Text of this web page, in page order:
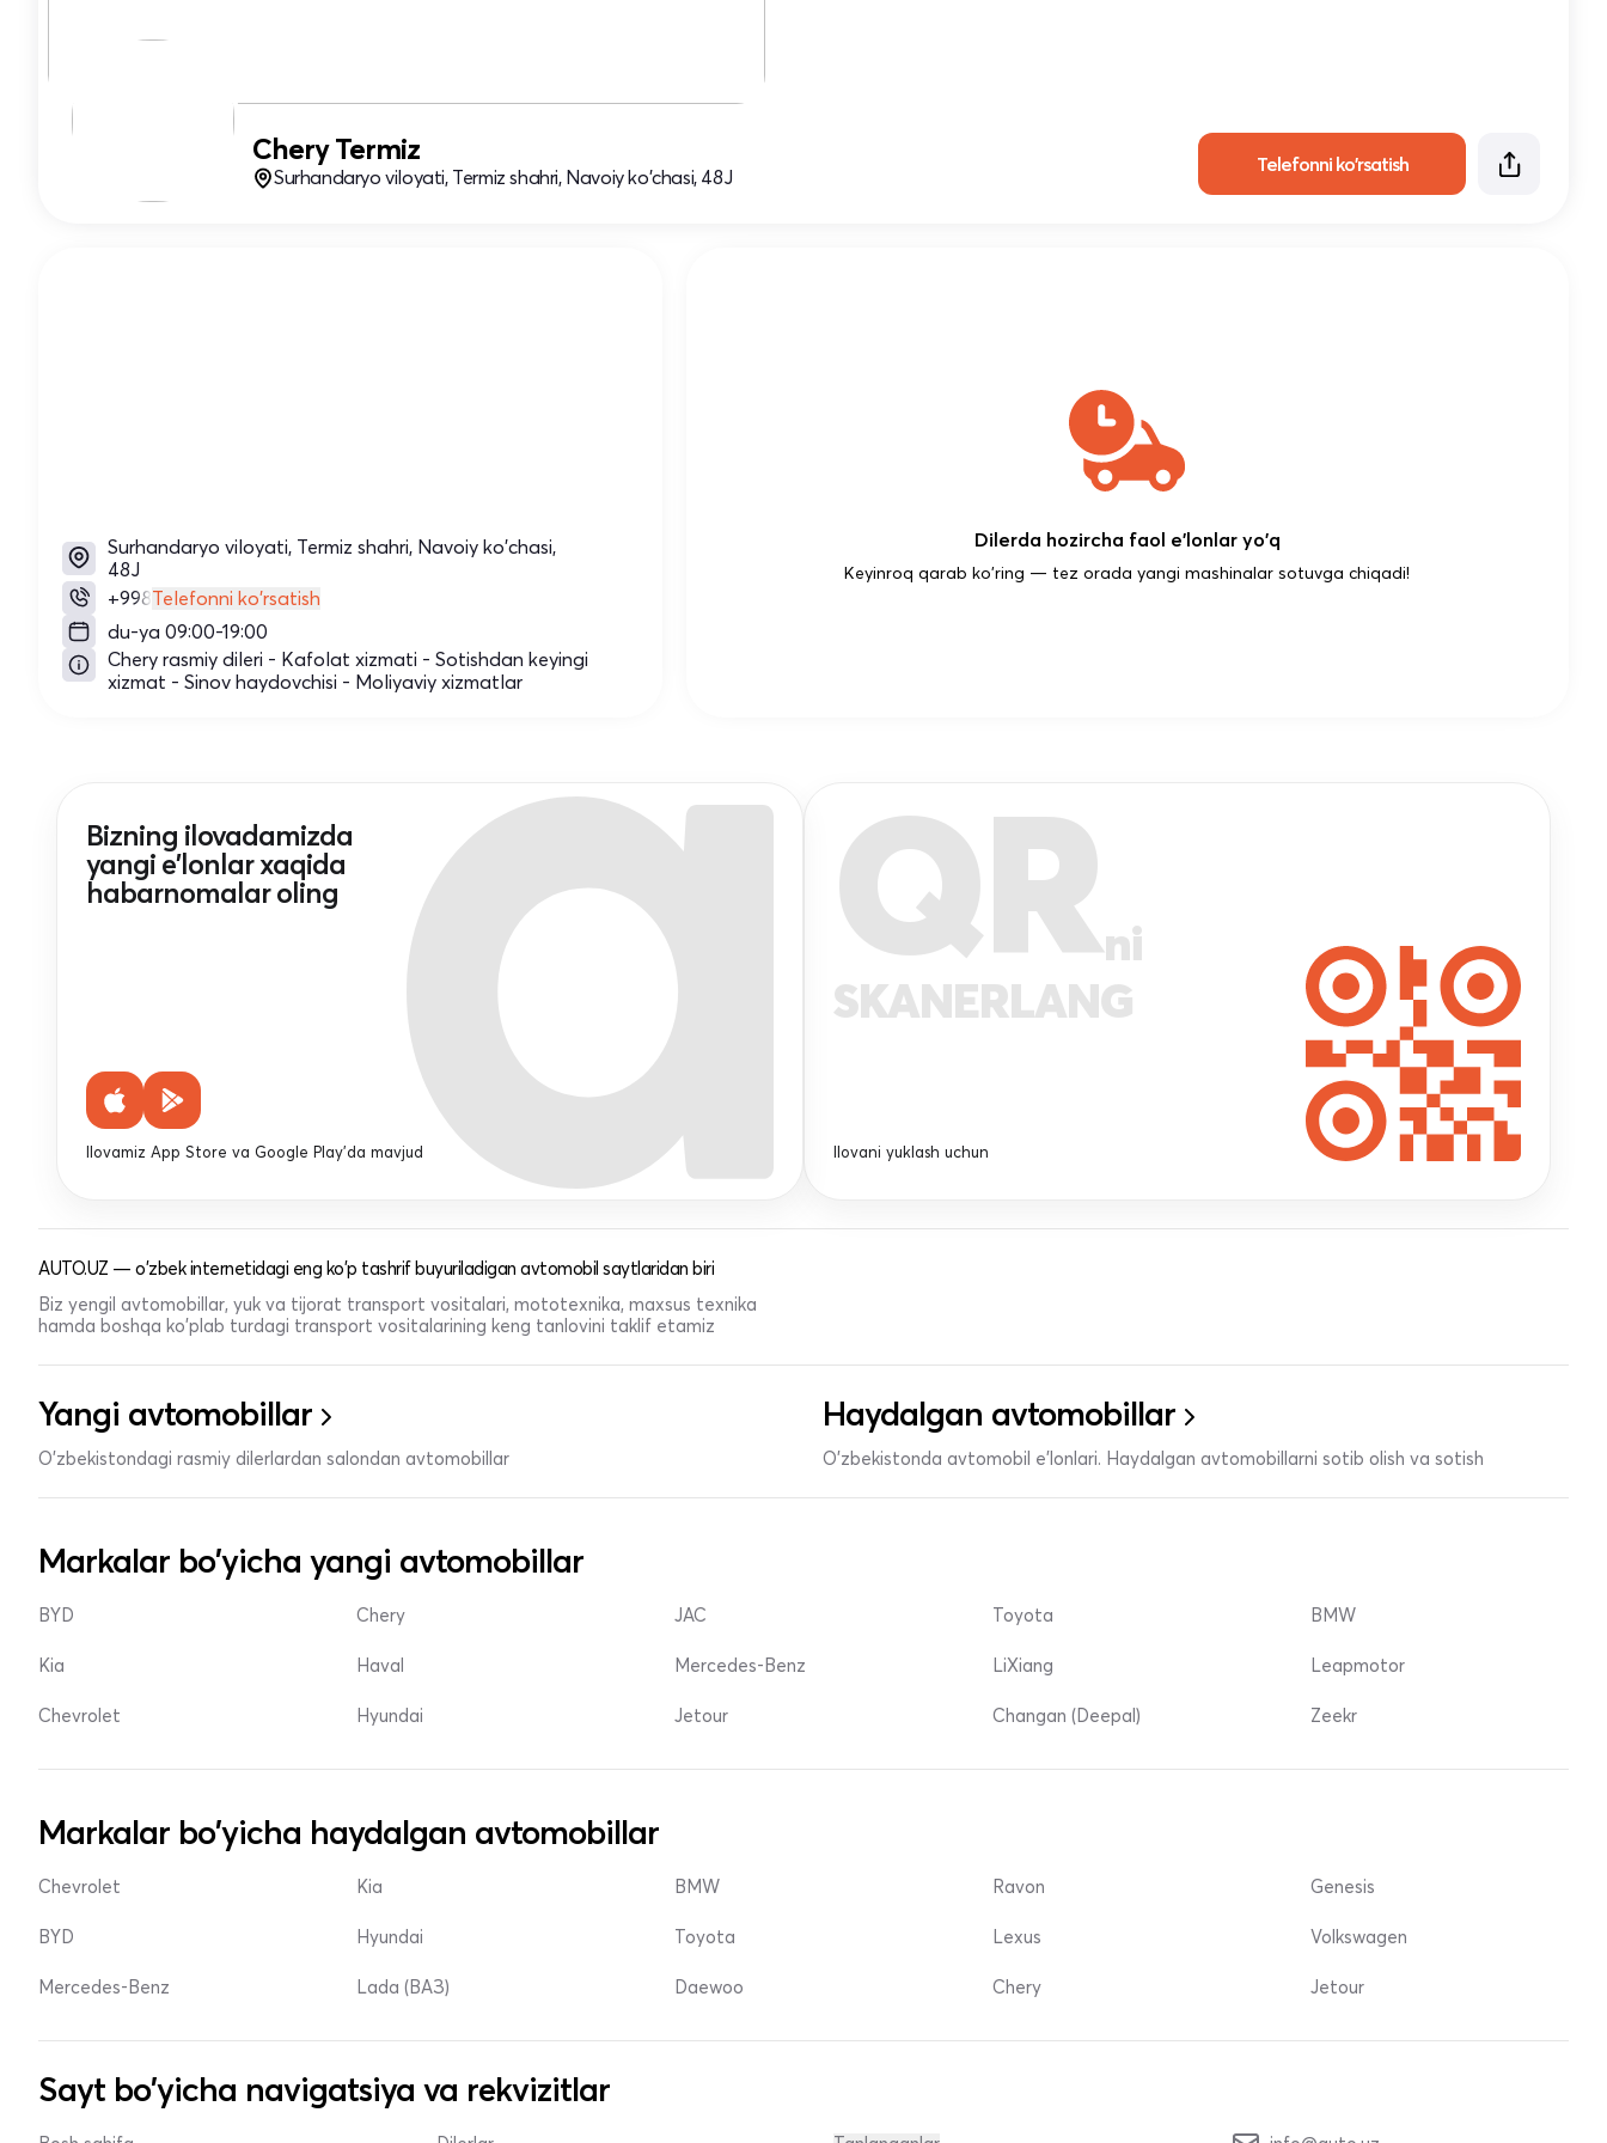
Chery Termiz
Surhandaryo viloyati, Termiz shahri, Navoiy ko'chasi, 48J
Telefonni ko'rsatish
Surhandaryo viloyati, Termiz shahri, Navoiy ko'chasi,
48J
+998Telefonni ko'rsatish
du-ya 09:00-19:00
Chery rasmiy dileri - Kafolat xizmati - Sotishdan keyingi
xizmat - Sinov haydovchisi - Moliyaviy xizmatlar
Dilerda hozircha faol e'lonlar yo'q
Keyinroq qarab ko'ring — tez orada yangi mashinalar sotuvga chiqadi!
Bizning ilovadamizda
yangi e'lonlar xaqida
habarnomalar oling
Ilovamiz App Store va Google Play'da mavjud
QRni
SKANERLANG
Ilovani yuklash uchun
AUTO.UZ — o'zbek internetidagi eng ko'p tashrif buyuriladigan avtomobil saytlaridan biri
Biz yengil avtomobillar, yuk va tijorat transport vositalari, mototexnika, maxsus texnika
hamda boshqa ko'plab turdagi transport vositalarining keng tanlovini taklif etamiz
Yangi avtomobillar
O'zbekistondagi rasmiy dilerlardan salondan avtomobillar
Haydalgan avtomobillar
O'zbekistonda avtomobil e’lonlari. Haydalgan avtomobillarni sotib olish va sotish
Markalar bo'yicha yangi avtomobillar
BYD
Kia
Chevrolet
Chery
Haval
Hyundai
JAC
Mercedes-Benz
Jetour
Toyota
LiXiang
Changan (Deepal)
BMW
Leapmotor
Zeekr
Markalar bo'yicha haydalgan avtomobillar
Chevrolet
BYD
Mercedes-Benz
Kia
Hyundai
Lada (ВАЗ)
BMW
Toyota
Daewoo
Ravon
Lexus
Chery
Genesis
Volkswagen
Jetour
Sayt bo'yicha navigatsiya va rekvizitlar